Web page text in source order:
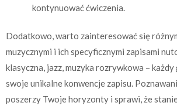
kontynuować ćwiczenia.
Dodatkowo, warto zainteresować się
muzycznymi i ich specyficznymi zapisami
klasyczna, jazz, muzyka rozrywkowa –
swoje unikalne konwencje zapisu.
poszerzy Twoje horyzonty i sprawi, że